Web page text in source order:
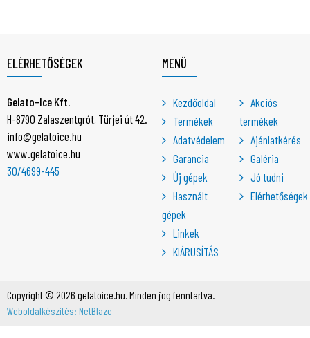
ELÉRHETŐSÉGEK
Gelato-Ice Kft.
H-8790 Zalaszentgrót, Türjei út 42.
info@gelatoice.hu
www.gelatoice.hu
30/4699-445
MENÜ
Kezdőoldal
Termékek
Adatvédelem
Garancia
Új gépek
Használt
gépek
Linkek
KIÁRUSÍTÁS
Akciós
termékek
Ajánlatkérés
Galéria
Jó tudni
Elérhetőségek
Copyright © 2026 gelatoice.hu. Minden jog fenntartva.
Weboldalkészítés: NetBlaze